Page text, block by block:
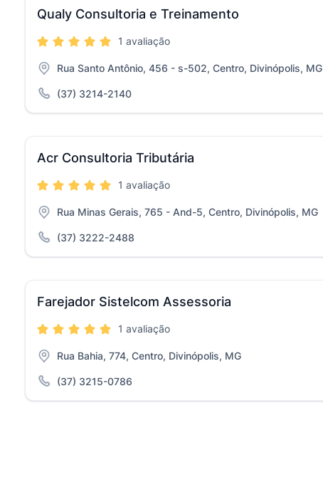
Qualy Consultoria e Treinamento
1 avaliação
Rua Santo Antônio, 456 - s-502, Centro, Divinópolis, MG
(37) 3214-2140
Acr Consultoria Tributária
1 avaliação
Rua Minas Gerais, 765 - And-5, Centro, Divinópolis, MG
(37) 3222-2488
Farejador Sistelcom Assessoria
1 avaliação
Rua Bahia, 774, Centro, Divinópolis, MG
(37) 3215-0786